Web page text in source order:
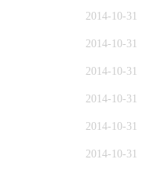
2014-10-31
2014-10-31
2014-10-31
2014-10-31
2014-10-31
2014-10-31